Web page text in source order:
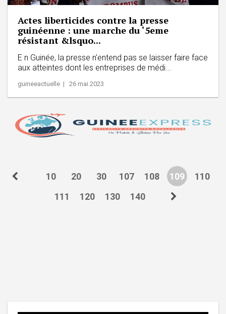
Actes liberticides contre la presse
guinéenne : une marche du ‘5eme
résistant &lsquo...
E n Guinée, la presse n'entend pas se laisser faire face
aux atteintes dont les entreprises de médi...
guineeactuelle | 26 mai 2023
10 20 30 107 108 109
110
111
120 130 140